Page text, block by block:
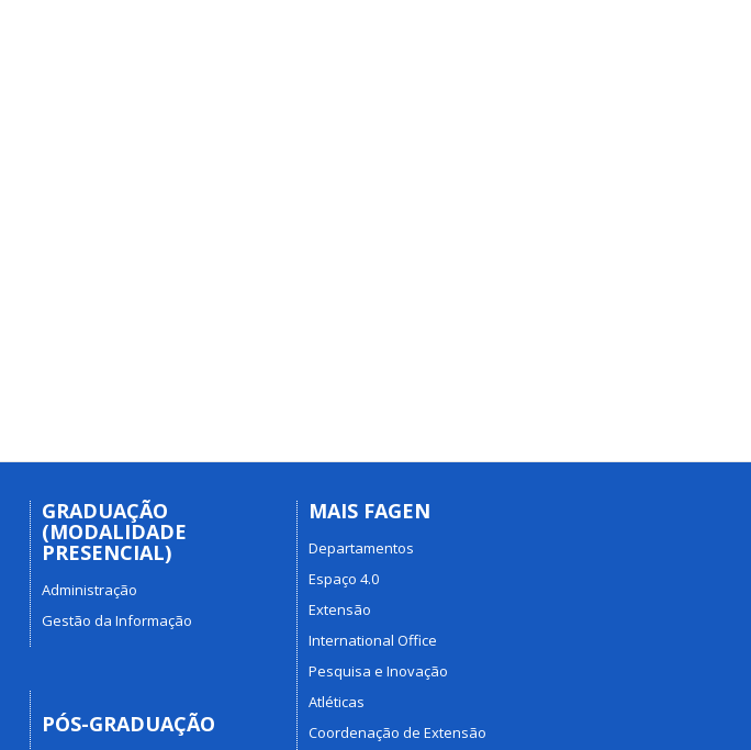
GRADUAÇÃO
(MODALIDADE
PRESENCIAL)
Administração
Gestão da Informação
PÓS-GRADUAÇÃO
MAIS FAGEN
Departamentos
Espaço 4.0
Extensão
International Office
Pesquisa e Inovação
Atléticas
Coordenação de Extensão